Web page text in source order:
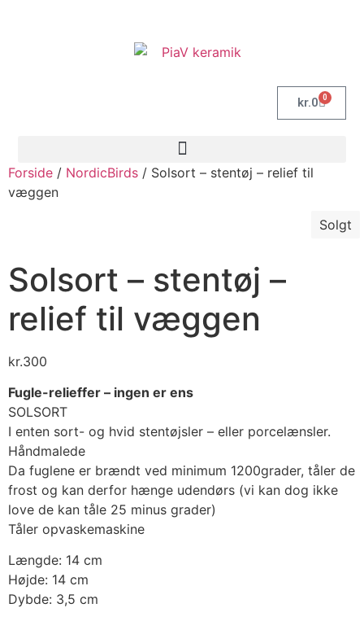
kr.0 0
Forside / NordicBirds / Solsort – stentøj – relief til
væggen
Solgt
Solsort – stentøj –
relief til væggen
kr.300
Fugle-relieffer – ingen er ens
SOLSORT
I enten sort- og hvid stentøjsler – eller porcelænsler.
Håndmalede
Da fuglene er brændt ved minimum 1200grader, tåler de
frost og kan derfor hænge udendørs (vi kan dog ikke
love de kan tåle 25 minus grader)
Tåler opvaskemaskine
Længde: 14 cm
Højde: 14 cm
Dybde: 3,5 cm